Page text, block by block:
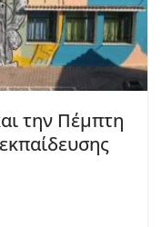
την Πέμπτη